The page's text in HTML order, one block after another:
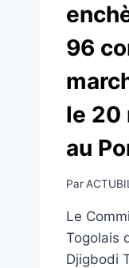
96
le 20
au
Par
Le
Togolais
Djigbodi